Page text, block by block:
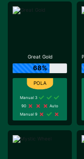
Great Gold
68%
Manual 3
90
Auto
Manual 9